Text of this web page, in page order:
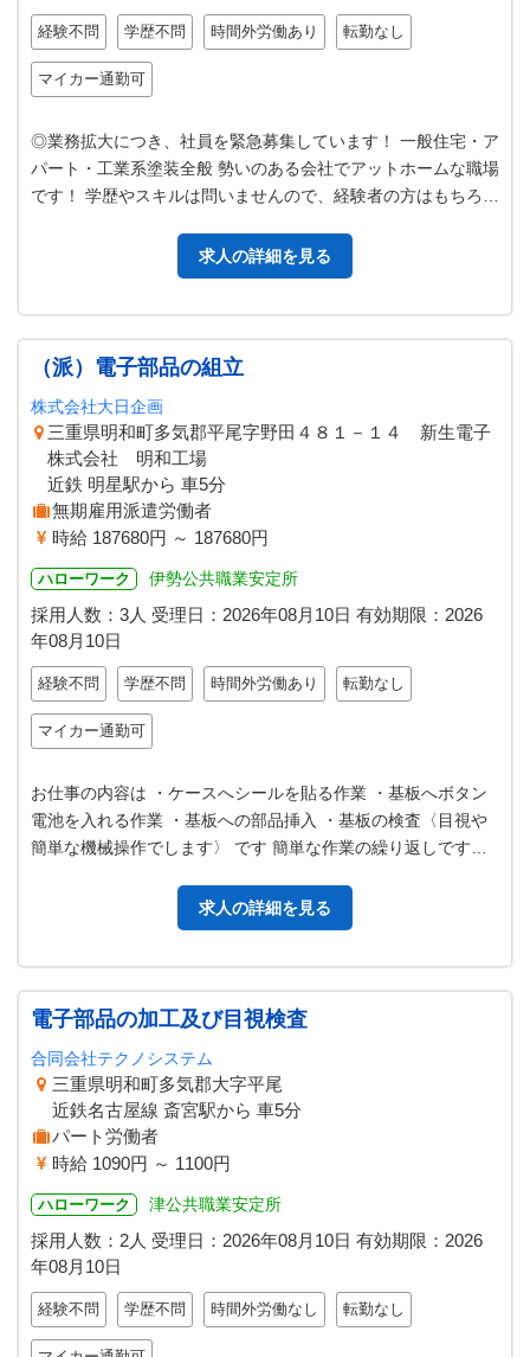
経験不問 学歴不問 時間外労働あり 転勤なし
マイカー通勤可
◎業務拡大につき、社員を緊急募集しています！ 一般住宅・ア
パート・工業系塗装全般 勢いのある会社でアットホームな職場
です！ 学歴やスキルは問いませんので、経験者の方はもちろん
求人の詳細を見る
（派）電子部品の組立
株式会社大日企画
三重県明和町多気郡平尾字野田４８１－１４ 新生電子
株式会社 明和工場
近鉄 明星駅から 車5分
無期雇用派遣労働者
時給 187680円 ～ 187680円
ハローワーク 伊勢公共職業安定所
採用人数：3人 受理日： 2026年08月10日 有効期限： 2026
年08月10日
経験不問 学歴不問 時間外労働あり 転勤なし
マイカー通勤可
お仕事の内容は ・ケースへシールを貼る作業 ・基板へボタン
電池を入れる作業 ・基板への部品挿入 ・基板の検査〈目視や
簡単な機械操作でします〉 です 簡単な作業の繰り返しですの
求人の詳細を見る
電子部品の加工及び目視検査
合同会社テクノシステム
三重県明和町多気郡大字平尾
近鉄名古屋線 斎宮駅から 車5分
パート労働者
時給 1090円 ～ 1100円
ハローワーク 津公共職業安定所
採用人数：2人 受理日： 2026年08月10日 有効期限： 2026
年08月10日
経験不問 学歴不問 時間外労働なし 転勤なし